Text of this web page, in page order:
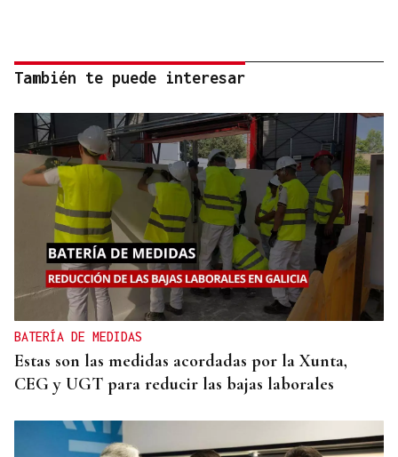
También te puede interesar
BATERÍA DE MEDIDAS
Estas son las medidas acordadas por la Xunta,
CEG y UGT para reducir las bajas laborales